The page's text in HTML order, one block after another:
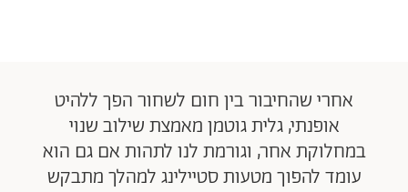
אחרי שהחיבור בין חום לשחור הפך ללהיט
אופנתי, גלית גוטמן מאמצת שילוב שנוי
במחלוקת אחר, וגורמת לנו לתהות אם גם הוא
עומד להפוך מטעות סטיילינג למהלך מתבקש